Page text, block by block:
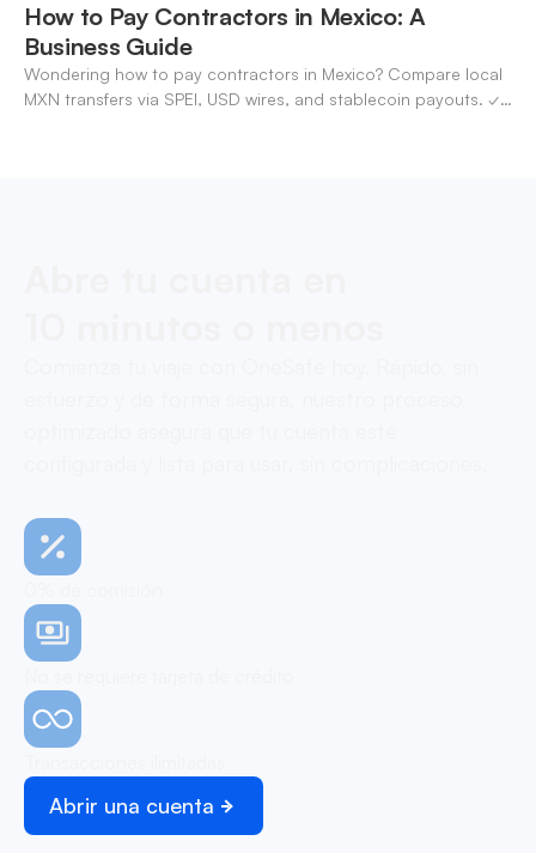
How to Pay Contractors in Mexico: A
Business Guide
Wondering how to pay contractors in Mexico? Compare local
MXN transfers via SPEI, USD wires, and stablecoin payouts. ✓
Abrir una cuenta